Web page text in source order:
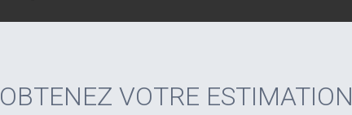
OBTENEZ VOTRE ESTIMATION